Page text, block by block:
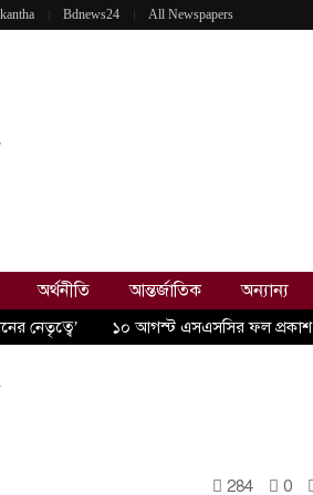
Bdnews24 All Newspapers
অর্থনীতি আন্তর্জাতিক অন্যান্য
নেতৃত্বে’ ১০ আগস্ট এসএসসির ফল প্রকাশ
284 0